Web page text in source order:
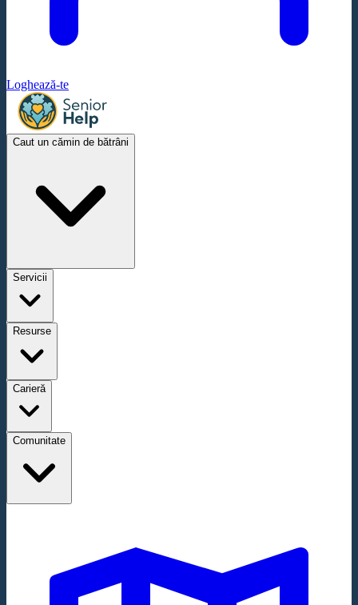
Loghează-te
Caut un cămin de bătrâni
Servicii
Resurse
Carieră
Comunitate